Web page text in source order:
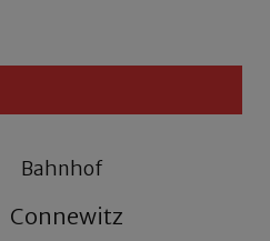
Bahnhof
Connewitz